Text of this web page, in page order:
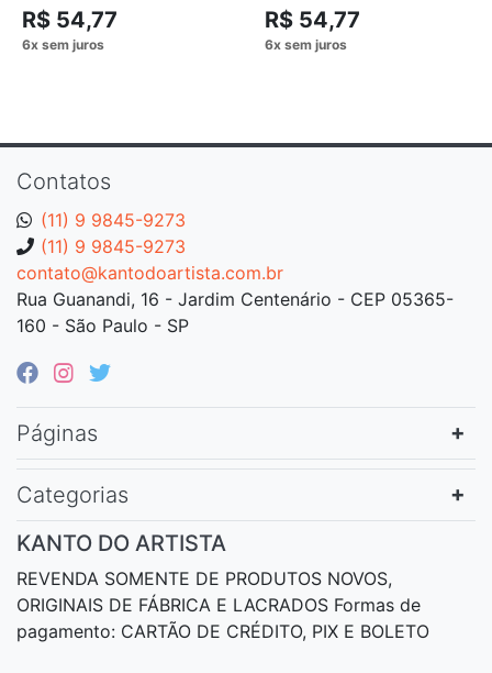
R$ 54,77 R$ 54,77
Contatos
(11) 9 9845-9273
(11) 9 9845-9273
contato@kantodoartista.com.br
Rua Guanandi, 16 - Jardim Centenário - CEP 05365-
160 - São Paulo - SP
Páginas
Categorias
KANTO DO ARTISTA
REVENDA SOMENTE DE PRODUTOS NOVOS,
ORIGINAIS DE FÁBRICA E LACRADOS Formas de
pagamento: CARTÃO DE CRÉDITO, PIX E BOLETO